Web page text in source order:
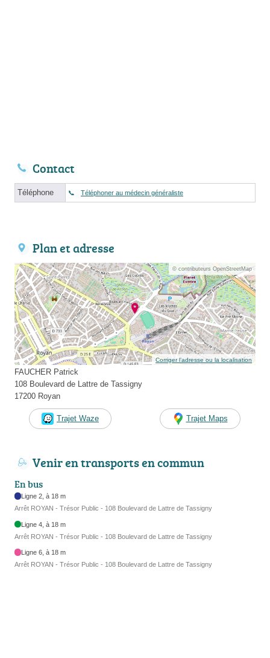
Contact
Téléphone Téléphoner au médecin généraliste
Plan et adresse
© contributeurs OpenStreetMap
Corriger l’adresse ou la localisation
FAUCHER Patrick
108 Boulevard de Lattre de Tassigny
17200 Royan
Trajet Waze Trajet Maps
Venir en transports en commun
En bus
Ligne 2, à 18 m
Arrêt ROYAN - Trésor Public - 108 Boulevard de Lattre de Tassigny
Ligne 4, à 18 m
Arrêt ROYAN - Trésor Public - 108 Boulevard de Lattre de Tassigny
Ligne 6, à 18 m
Arrêt ROYAN - Trésor Public - 108 Boulevard de Lattre de Tassigny